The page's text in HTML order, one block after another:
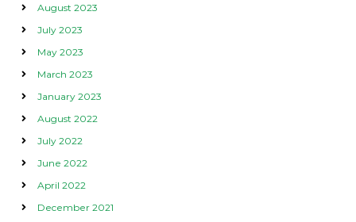
August 2023
July 2023
May 2023
March 2023
January 2023
August 2022
July 2022
June 2022
April 2022
December 2021